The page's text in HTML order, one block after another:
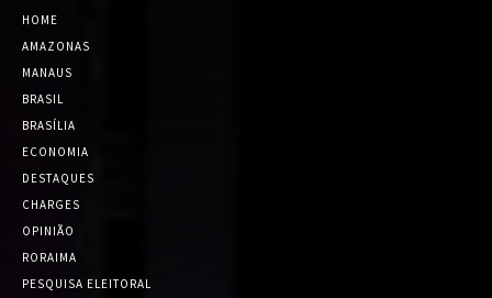
HOME
AMAZONAS
MANAUS
BRASIL
BRASÍLIA
ECONOMIA
DESTAQUES
CHARGES
OPINIÃO
RORAIMA
PESQUISA ELEITORAL